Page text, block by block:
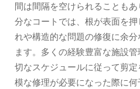
間は間隔を空けられることも
分なコートでは、根が表面を
れや構造的な問題の修復に余
ます。多くの経験豊富な施設
切なスケジュールに従って剪
模な修理が必要になった際に